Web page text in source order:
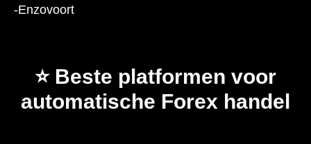
-Enzovoort
⭐ Beste platformen voor
automatische Forex handel